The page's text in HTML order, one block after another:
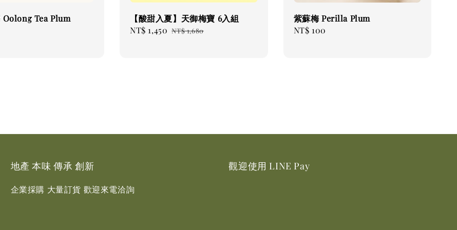
Oolong Tea Plum
【酸甜入夏】天御梅寶 6入組
Sale
NT$ 1,450 Regular
NT$ 1,680
紫蘇梅 Perilla Plum
Regular
NT$ 100
地產 本味 傳承 創新
企業採購 大量訂貨 歡迎來電洽詢
觀迎使用 LINE Pay